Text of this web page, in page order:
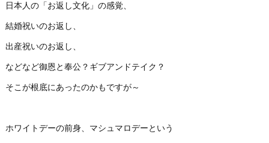
日本人の「お返し文化」の感覚、
結婚祝いのお返し、
出産祝いのお返し、
などなど御恩と奉公？ギブアンドテイク？
そこが根底にあったのかもですが～
ホワイトデーの前身、マシュマロデーという